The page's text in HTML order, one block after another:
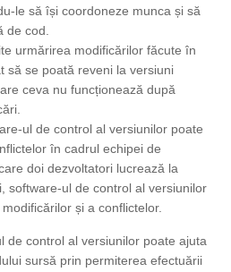
le să își coordoneze munca și să
de cod.
urmărirea modificărilor făcute în
să se poată reveni la versiuni
ceva nu funcționează după
ul de control al versiunilor poate
în cadrul echipei de
doi dezvoltatori lucrează la
software-ul de control al versiunilor
și a conflictelor.
de control al versiunilor poate ajuta
sursă prin permiterea efectuării